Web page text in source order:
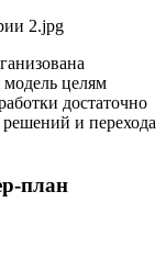
модель целям
достаточно
и перехода
план